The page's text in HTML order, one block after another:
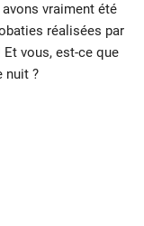
vraiment été
réalisées par
vous, est-ce que
nuit ?